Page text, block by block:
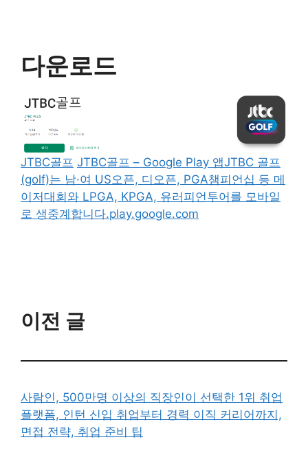
다운로드
JTBC골프 JTBC골프 – Google Play 앱JTBC 골프
(golf)는 남·여 US오픈, 디오픈, PGA챔피언십 등 메
이저대회와 LPGA, KPGA, 유러피언투어를 모바일
로 생중계합니다.play.google.com
이전 글
사람인, 500만명 이상의 직장인이 선택한 1위 취업
플랫폼, 인턴 신입 취업부터 경력 이직 커리어까지,
면접 전략, 취업 준비 팁